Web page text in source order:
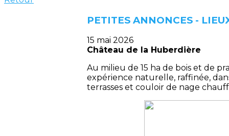
PETITES ANNONCES -
15 mai 2026
Château de la Huberdière
Au milieu de 15 ha de bois et de
expérience naturelle, raffinée,
terrasses et couloir de nage